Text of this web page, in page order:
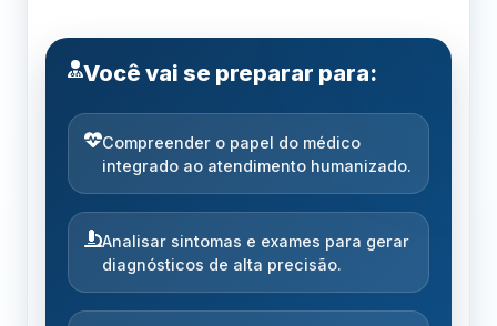
Você vai se preparar para:
Compreender o papel do médico
integrado ao atendimento humanizado.
Analisar sintomas e exames para gerar
diagnósticos de alta precisão.